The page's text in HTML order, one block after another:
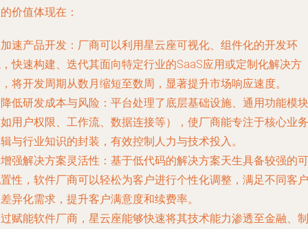
价值体现在：
加速产品开发 ：厂商可以利用星云座可视化、组件化的开发环
快速构建、迭代其面向特定行业的SaaS应用或定制化解决方
将开发周期从数月缩短至数周，显著提升市场响应速度。
降低研发成本与风险 ：平台处理了底层基础设施、通用功能模块
用户权限、工作流、数据连接等），使厂商能专注于核心业务
与行业知识的封装，有效控制人力与技术投入。
增强解决方案灵活性 ：基于低代码的解决方案天生具备较强的可
性，软件厂商可以轻松为客户进行个性化调整，满足不同客户
异化需求，提升客户满意度和续费率。
赋能软件厂商，星云座能够快速将其技术能力渗透至金融、制